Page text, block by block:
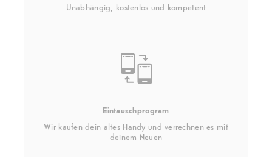
Unabhängig, kostenlos und kompetent
Eintauschprogram
Wir kaufen dein altes Handy und verrechnen es mit
deinem Neuen